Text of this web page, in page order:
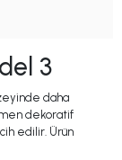
3
daha
dekoratif
edilir. Ürün